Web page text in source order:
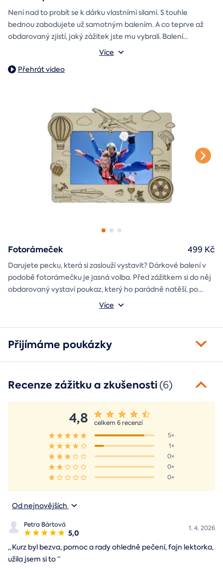
Není nad to probít se k dárku vlastními silami. S touhle
bednou zabodujete už samotným balením. A co teprve až
obdarovaný zjistí, jaký zážitek jste mu vybrali. Balení
dárkovou skládačku
tak istylové tričko
Můžete vybrat z motivů k narozeninám, z lásky, k vánocům
Vnější rozměry: 20×20×20 cm
Více
Přehrát video
Fotorámeček
Darujete pecku, která si zaslouží vystavit? Dárkové balení v
podobě fotorámečku je jasná volba. Před zážitkem si do něj
obdarovaný vystaví poukaz, který ho parádně natěší, po
absolvování do rámečku poputuje fotka ze zážitku, která při
Můžete vybrat z motivů balónový, tunelový a univerzální
Více
499 Kč
Přijímáme poukázky
Recenze zážitku a zkušenosti(6)
4,8
celkem 6 recenzí
5×
1×
0×
0×
0×
Od nejnovějších
Petra Bártová
5,0 1. 4. 2026
„Kurz byl bezva, pomoc a rady ohledně pečení, fajn lektorka,
užila jsem si to“